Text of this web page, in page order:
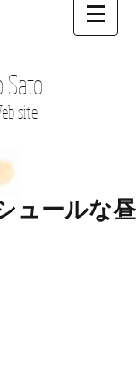
Sato
site
ュールな昼